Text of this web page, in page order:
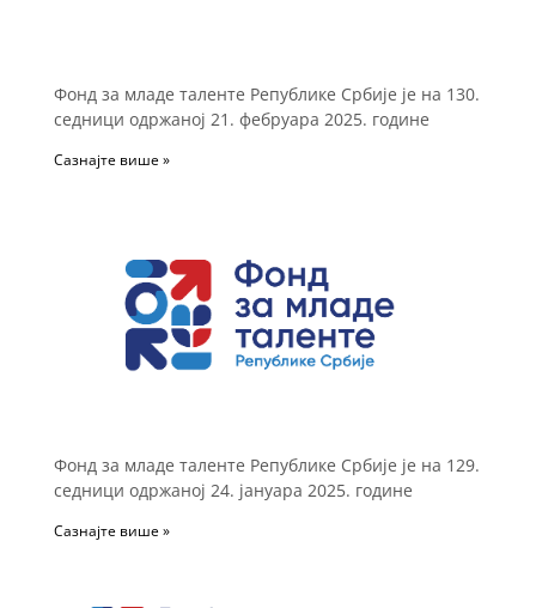
Фонд за младе таленте Републике Србије је на 130.
седници одржаној 21. фебруара 2025. године
Сазнајте више »
Фонд за младе таленте Републике Србије је на 129.
седници одржаној 24. јануара 2025. године
Сазнајте више »